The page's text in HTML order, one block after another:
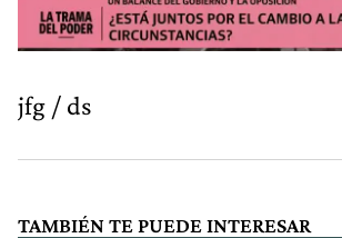
jfg / ds
TAMBIÉN TE PUEDE INTERESAR